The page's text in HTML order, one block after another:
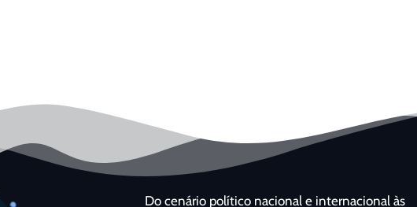
Do cenário político nacional e internacional às